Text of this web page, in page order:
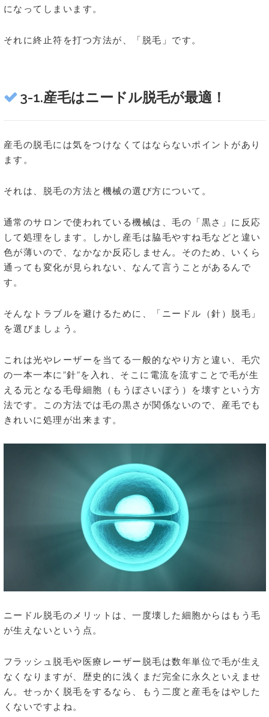
になってしまいます。
それに終止符を打つ方法が、「脱毛」です。
3-1.産毛はニードル脱毛が最適！
産毛の脱毛には気をつけなくてはならないポイントがあり
ます。
それは、脱毛の方法と機械の選び方について。
通常のサロンで使われている機械は、毛の「黒さ」に反応
して処理をします。しかし産毛は脇毛やすね毛などと違い
色が薄いので、なかなか反応しません。そのため、いくら
通っても変化が見られない、なんて言うことがあるんで
す。
そんなトラブルを避けるために、「ニードル（針）脱毛」
を選びましょう。
これは光やレーザーを当てる一般的なやり方と違い、毛穴
の一本一本に”針”を入れ、そこに電流を流すことで毛が生
える元となる毛母細胞（もうぼさいぼう）を壊すという方
法です。この方法では毛の黒さが関係ないので、産毛でも
きれいに処理が出来ます。
ニードル脱毛のメリットは、一度壊した細胞からはもう毛
が生えないという点。
フラッシュ脱毛や医療レーザー脱毛は数年単位で毛が生え
なくなりますが、歴史的に浅くまだ完全に永久といえませ
ん。せっかく脱毛をするなら、もう二度と産毛をはやした
くないですよね。